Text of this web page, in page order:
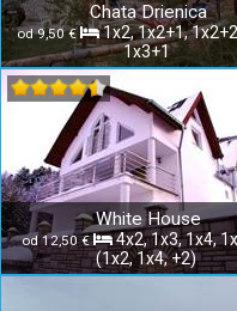
Chata Drienica
od 9,50 €
1x2, 1x2+1,
1x3+1
White House
od 12,50 €
4x2, 1x3, 1x4,
(1x2, 1x4, +2)